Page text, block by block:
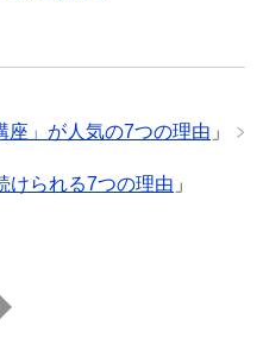
座」が人気の7つの理由 」
けられる7つの理由 」